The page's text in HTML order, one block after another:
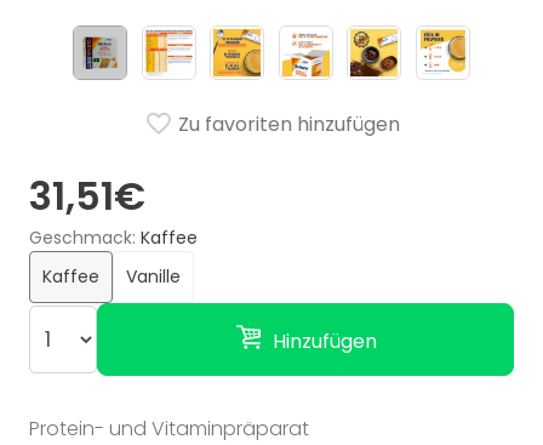
31,51€
Geschmack
Kaffee
Kaffee
Vanille
Hinzufügen
Zu favoriten hinzufügen
Protein- und Vitaminpräparat